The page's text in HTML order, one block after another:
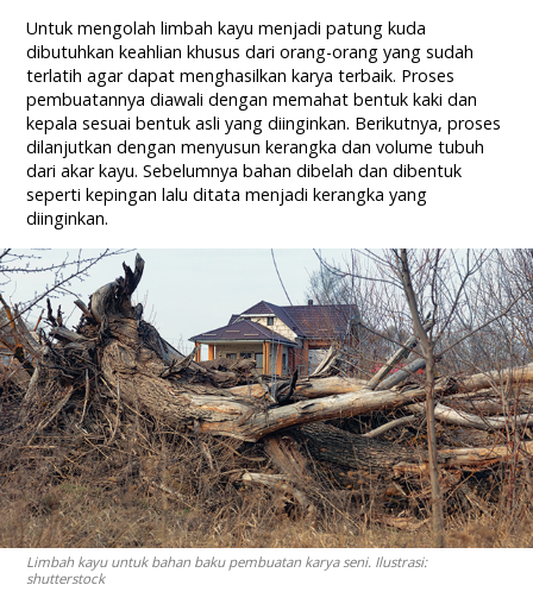
Untuk mengolah limbah kayu menjadi patung kuda
dibutuhkan keahlian khusus dari orang-orang yang sudah
terlatih agar dapat menghasilkan karya terbaik. Proses
pembuatannya diawali dengan memahat bentuk kaki dan
kepala sesuai bentuk asli yang diinginkan. Berikutnya, proses
dilanjutkan dengan menyusun kerangka dan volume tubuh
dari akar kayu. Sebelumnya bahan dibelah dan dibentuk
seperti kepingan lalu ditata menjadi kerangka yang
diinginkan.
Limbah kayu untuk bahan baku pembuatan karya seni. Ilustrasi:
shutterstock